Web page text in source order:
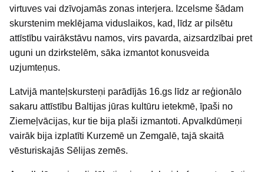
virtuves vai dzīvojamās zonas interjera. Izcelsme šādam
skurstenim meklējama viduslaikos, kad, līdz ar pilsētu
attīstību vairākstāvu namos, virs pavarda, aizsardzībai pret
uguni un dzirkstelēm, sāka izmantot konusveida
uzjumteņus.
Latvijā manteļskursteņi parādījās 16.gs līdz ar reģionālo
sakaru attīstību Baltijas jūras kultūru ietekmē, īpaši no
Ziemeļvācijas, kur tie bija plaši izmantoti. Apvalkdūmeņi
vairāk bija izplatīti Kurzemē un Zemgalē, tajā skaitā
vēsturiskajās Sēlijas zemēs.